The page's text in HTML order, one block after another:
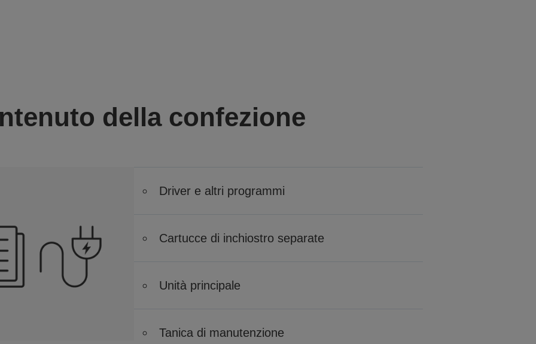
della confezione
Driver e altri programmi
Cartucce di inchiostro separate
Unità principale
Tanica di manutenzione